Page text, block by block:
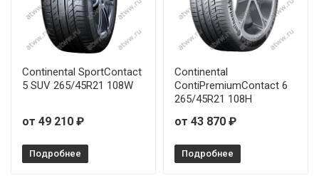
Continental SportContact
5 SUV 265/45R21 108W
от 49 210 ₽
Подробнее
Continental
ContiPremiumContact 6
265/45R21 108H
от 43 870 ₽
Подробнее